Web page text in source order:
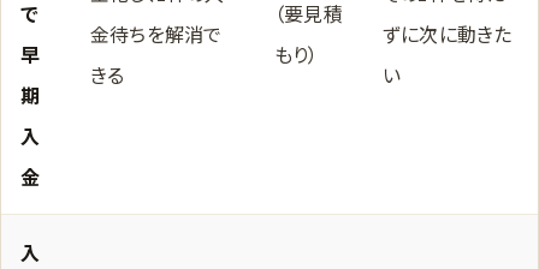
で
早
期
入
金
金待ちを解消で
きる
（要見積
もり）
ずに次に動きた
い
入